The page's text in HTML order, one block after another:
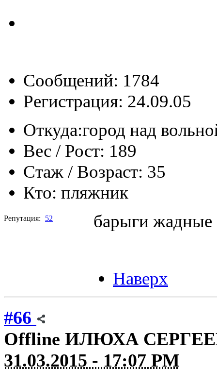
Сообщений: 1784
Регистрация: 24.09.05
Откуда:город над
Вес / Рост: 189
Стаж / Возраст: 35
Кто: пляжник
Репутация: 52 барыги жадные
Наверх
#66
Offline ИЛЮХА
31.03.2015 - 17:07 PM